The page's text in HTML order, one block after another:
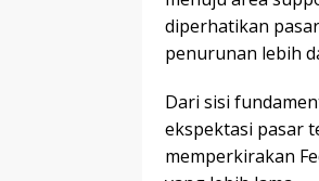
diperhatikan
penurunan lebih
Dari sisi
ekspektasi pasar
memperkirakan